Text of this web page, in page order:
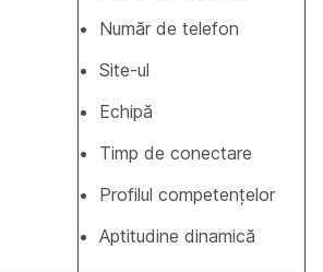
Număr de telefon
Site-ul
Echipă
Timp de conectare
Profilul competențelor
Aptitudine dinamică